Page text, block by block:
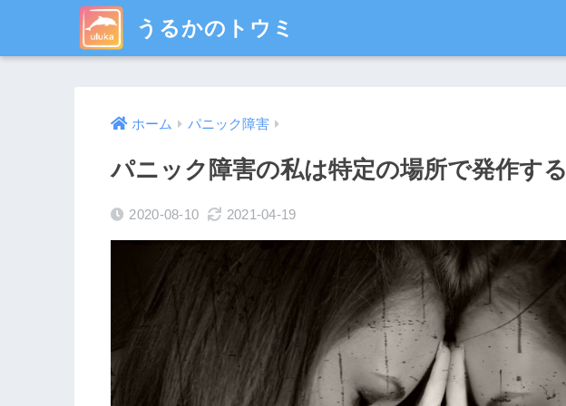
うるかのトウミ
ホーム パニック障害
パニック障害の私は特定の場所で発作する
2020-08-10 2021-04-19